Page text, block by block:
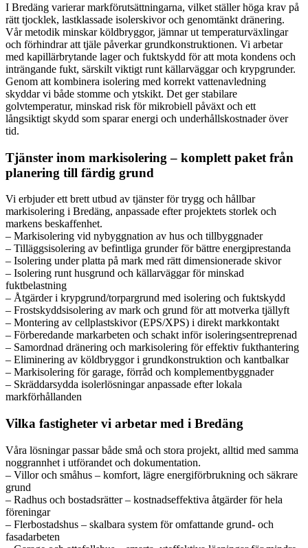
I Bredäng varierar markförutsättningarna, vilket ställer höga krav på
rätt tjocklek, lastklassade isolerskivor och genomtänkt dränering.
Vår metodik minskar köldbryggor, jämnar ut temperaturväxlingar
och förhindrar att tjäle påverkar grundkonstruktionen. Vi arbetar
med kapillärbrytande lager och fuktskydd för att mota kondens och
inträngande fukt, särskilt viktigt runt källarväggar och krypgrunder.
Genom att kombinera isolering med korrekt vattenavledning
skyddar vi både stomme och ytskikt. Det ger stabilare
golvtemperatur, minskad risk för mikrobiell påväxt och ett
långsiktigt skydd som sparar energi och underhållskostnader över
tid.
Tjänster inom markisolering – komplett paket från
planering till färdig grund
Vi erbjuder ett brett utbud av tjänster för trygg och hållbar
markisolering i Bredäng, anpassade efter projektets storlek och
markens beskaffenhet.
– Markisolering vid nybyggnation av hus och tillbyggnader
– Tilläggsisolering av befintliga grunder för bättre energiprestanda
– Isolering under platta på mark med rätt dimensionerade skivor
– Isolering runt husgrund och källarväggar för minskad
fuktbelastning
– Åtgärder i krypgrund/torpargrund med isolering och fuktskydd
– Frostskyddsisolering av mark och grund för att motverka tjällyft
– Montering av cellplastskivor (EPS/XPS) i direkt markkontakt
– Förberedande markarbeten och schakt inför isoleringsentreprenad
– Samordnad dränering och markisolering för effektiv fukthantering
– Eliminering av köldbryggor i grundkonstruktion och kantbalkar
– Markisolering för garage, förråd och komplementbyggnader
– Skräddarsydda isolerlösningar anpassade efter lokala
markförhållanden
Vilka fastigheter vi arbetar med i Bredäng
Våra lösningar passar både små och stora projekt, alltid med samma
noggrannhet i utförandet och dokumentation.
– Villor och småhus – komfort, lägre energiförbrukning och säkrare
grund
– Radhus och bostadsrätter – kostnadseffektiva åtgärder för hela
föreningar
– Flerbostadshus – skalbara system för omfattande grund- och
fasadarbeten